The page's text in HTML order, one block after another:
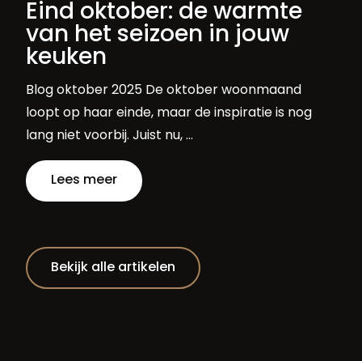
Eind oktober: de warmte
van het seizoen in jouw
keuken
Blog oktober 2025 De oktober woonmaand
loopt op haar einde, maar de inspiratie is nog
lang niet voorbij. Juist nu, …
Lees meer
Bekijk alle artikelen